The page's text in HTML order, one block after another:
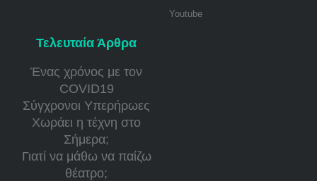
Youtube
Τελευταία Άρθρα
Ένας χρόνος με τον
COVID19
Σύγχρονοι Υπερήρωες
Χωράει η τέχνη στο
Σήμερα;
Γιατί να μάθω να παίζω
θέατρο;